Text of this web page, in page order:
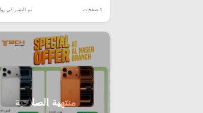
1 صفحات تم النشر في يوليو
منتهية الصلاحية